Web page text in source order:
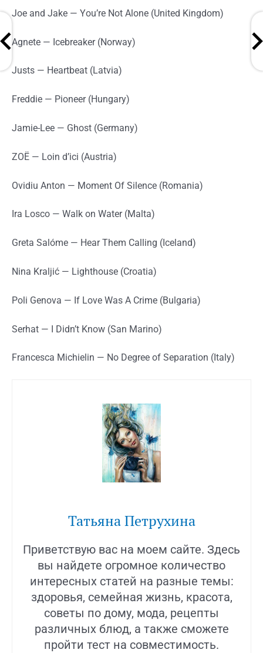
Joe and Jake — You’re Not Alone (United Kingdom)
Agnete — Icebreaker (Norway)
Justs — Heartbeat (Latvia)
Freddie — Pioneer (Hungary)
Jamie-Lee — Ghost (Germany)
ZOË — Loin d’ici (Austria)
Ovidiu Anton — Moment Of Silence (Romania)
Ira Losco — Walk on Water (Malta)
Greta Salóme — Hear Them Calling (Iceland)
Nina Kraljić — Lighthouse (Croatia)
Poli Genova — If Love Was A Crime (Bulgaria)
Serhat — I Didn’t Know (San Marino)
Francesca Michielin — No Degree of Separation (Italy)
Татьяна Петрухина
Приветствую вас на моем сайте. Здесь
вы найдете огромное количество
интересных статей на разные темы:
здоровья, семейная жизнь, красота,
советы по дому, мода, рецепты
различных блюд, а также сможете
пройти тест на совместимость.